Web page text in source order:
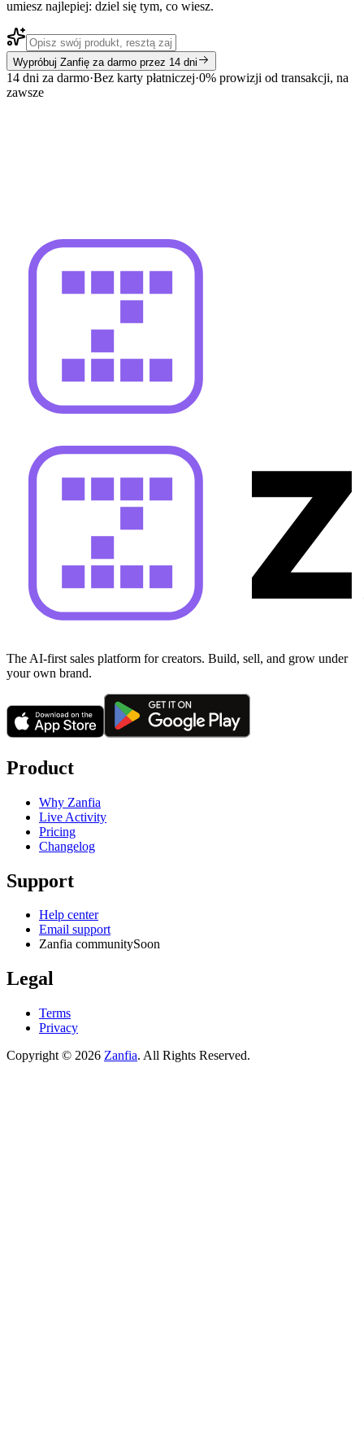
umiesz najlepiej: dziel się tym, co wiesz.
Wypróbuj Zanfię za darmo przez 14 dni
14 dni za darmo·Bez karty płatniczej·0% prowizji od transakcji, na
zawsze
The AI-first sales platform for creators. Build, sell, and grow under
your own brand.
Product
Why Zanfia
Live Activity
Pricing
Changelog
Support
Help center
Email support
Zanfia communitySoon
Legal
Terms
Privacy
Copyright © 2026 Zanfia. All Rights Reserved.